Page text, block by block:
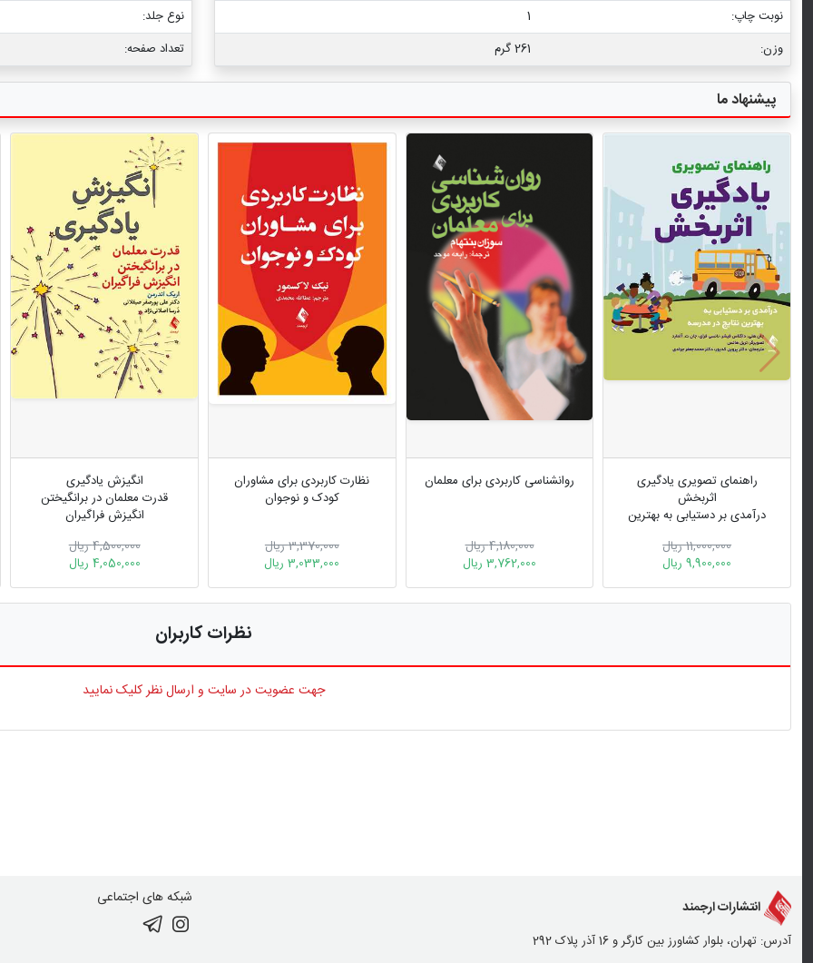
نوبت چاپ:
1
وزن:
261 گرم
نوع جلد:
تعداد صفحه:
پیشنهاد ما
راهنمای تصویری یادگیری
اثربخش
درآمدی بر دستیابی به بهترین
11,000,000 ریال
9,900,000 ریال
روانشناسی کاربردی برای معلمان
4,180,000 ریال
3,762,000 ریال
نظارت کاربردی برای مشاوران
کودک و نوجوان
3,370,000 ریال
3,033,000 ریال
انگیزش یادگیری
قدرت معلمان در برانگیختن
انگیزش فراگیران
4,500,000 ریال
4,050,000 ریال
نظرات کاربران
جهت عضویت در سایت و ارسال نظر کلیک نمایید
انتشارات ارجمند
آدرس: تهران، بلوار کشاورز بین کارگر و 16 آذر پلاک 292
شبکه های اجتماعی